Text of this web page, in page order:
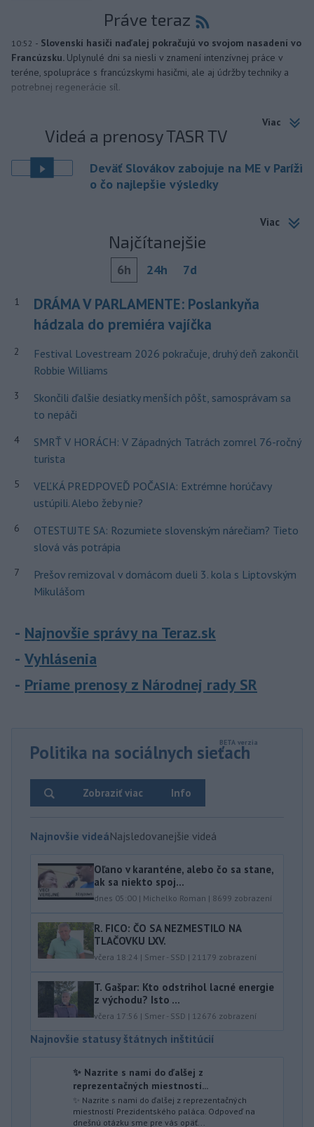
Práve teraz
10:52 - Slovenskí hasiči naďalej pokračujú vo svojom nasadení vo
Francúzsku. Uplynulé dni sa niesli v znamení intenzívnej práce v
teréne, spolupráce s francúzskymi hasičmi, ale aj údržby techniky a
potrebnej regenerácie síl.
Viac
Videá a prenosy TASR TV
Deväť Slovákov zabojuje na ME v Paríži
o čo najlepšie výsledky
Viac
Najčítanejšie
6h 24h 7d
1
DRÁMA V PARLAMENTE: Poslankyňa
hádzala do premiéra vajíčka
2
Festival Lovestream 2026 pokračuje, druhý deň zakončil
Robbie Williams
3
Skončili ďalšie desiatky menších pôšt, samosprávam sa
to nepáči
4
SMRŤ V HORÁCH: V Západných Tatrách zomrel 76-ročný
turista
5
VEĽKÁ PREDPOVEĎ POČASIA: Extrémne horúčavy
ustúpili. Alebo žeby nie?
6
OTESTUJTE SA: Rozumiete slovenským nárečiam? Tieto
slová vás potrápia
7
Prešov remizoval v domácom dueli 3. kola s Liptovským
Mikulášom
Najnovšie správy na Teraz.sk
Vyhlásenia
Priame prenosy z Národnej rady SR
Politika na sociálnych sieťach
Info
Zobraziť viac
Najnovšie videáNajsledovanejšie videá
Oľano v karanténe, alebo čo sa stane,
ak sa niekto spoj...
dnes 05:00 | Michelko Roman | 8699 zobrazení
R. FICO: ČO SA NEZMESTILO NA
TLAČOVKU LXV.
včera 18:24 | Smer - SSD | 21179 zobrazení
T. Gašpar: Kto odstrihol lacné energie
z východu? Isto ...
včera 17:56 | Smer - SSD | 12676 zobrazení
Najnovšie statusy štátnych inštitúcií
✨ Nazrite s nami do ďalšej z
reprezentačných miestností...
✨ Nazrite s nami do ďalšej z reprezentačných
miestností Prezidentského paláca. Odpoveď na
dnešnú otázku sme pre vás opäť...